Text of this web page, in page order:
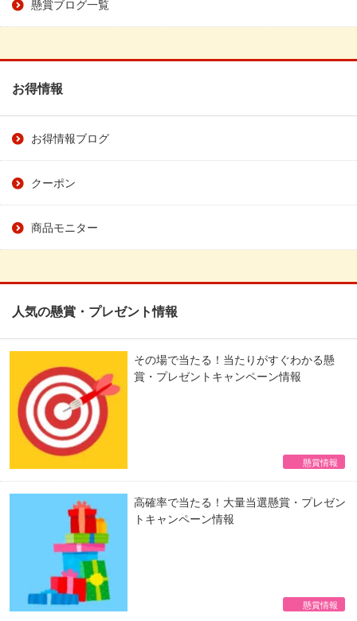
懸賞ブログ一覧
お得情報
お得情報ブログ
クーポン
商品モニター
人気の懸賞・プレゼント情報
その場で当たる！当たりがすぐわかる懸
賞・プレゼントキャンペーン情報
懸賞情報
高確率で当たる！大量当選懸賞・プレゼン
トキャンペーン情報
懸賞情報